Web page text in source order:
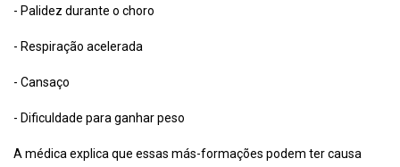
- Palidez durante o choro
- Respiração acelerada
- Cansaço
- Dificuldade para ganhar peso
A médica explica que essas más-formações podem ter causa